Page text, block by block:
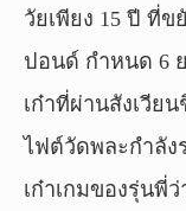
วัยเพียง 15 ปี ที่
ปอนด์ กำหนด 6
เก๋าที่ผ่านสังเวีย
ไฟต์วัดพละกำลัง
เก๋าเกมของรุ่นพี่